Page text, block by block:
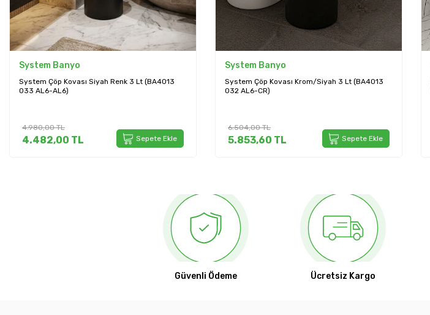
System Banyo
System Çöp Kovası Siyah Renk 3 Lt (BA4013
033 AL6-AL6)
4.980,00TL
4.482,00 TL Sepete Ekle
System Banyo
System Çöp Kovası Krom/Siyah 3 Lt (BA4013
032 AL6-CR)
6.504,00TL
5.853,60 TL Sepete Ekle
Güvenli Ödeme Ücretsiz Kargo